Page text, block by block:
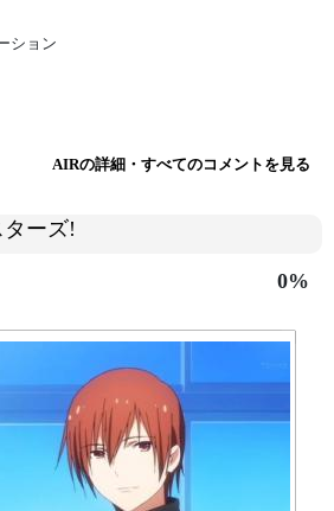
ション
AIRの詳細・すべてのコメントを見る
ターズ!
0%